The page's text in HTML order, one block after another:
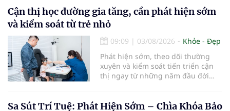
Cận thị học đường gia tăng, cần phát hiện sớm
và kiểm soát từ trẻ nhỏ
09:09 | 03/08/2026
Khỏe - Đẹp
Phát hiện sớm, theo dõi thường
xuyên và kiểm soát tiến triển cận
thị ngay từ những năm đầu đời
trẻ. Đây cũng là định hướng của
Sa Sút Trí Tuệ: Phát Hiện Sớm – Chìa Khóa Bảo